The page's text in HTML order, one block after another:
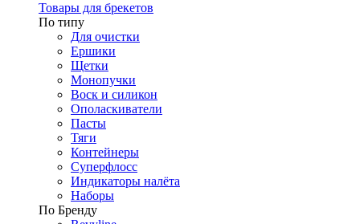
Товары для брекетов
По типу
Для очистки
Ершики
Щетки
Монопучки
Воск и силикон
Ополаскиватели
Пасты
Тяги
Контейнеры
Суперфлосс
Индикаторы налёта
Наборы
По Бренду